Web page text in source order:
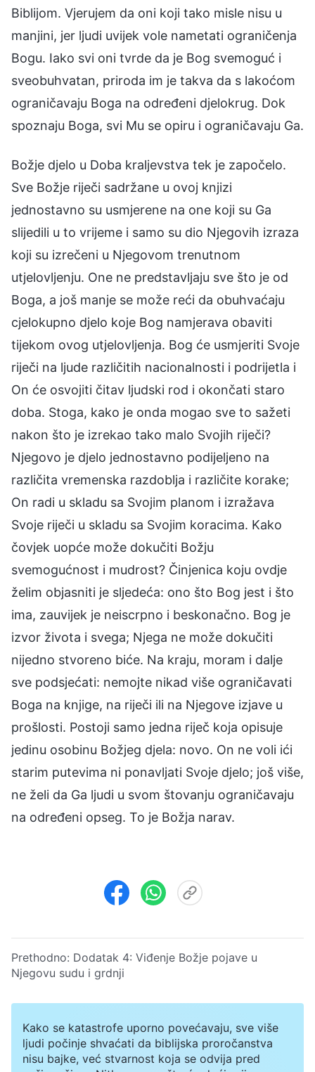
Biblijom. Vjerujem da oni koji tako misle nisu u
manjini, jer ljudi uvijek vole nametati ograničenja
Bogu. Iako svi oni tvrde da je Bog svemoguć i
sveobuhvatan, priroda im je takva da s lakoćom
ograničavaju Boga na određeni djelokrug. Dok
spoznaju Boga, svi Mu se opiru i ograničavaju Ga.
Božje djelo u Doba kraljevstva tek je započelo.
Sve Božje riječi sadržane u ovoj knjizi
jednostavno su usmjerene na one koji su Ga
slijedili u to vrijeme i samo su dio Njegovih izraza
koji su izrečeni u Njegovom trenutnom
utjelovljenju. One ne predstavljaju sve što je od
Boga, a još manje se može reći da obuhvaćaju
cjelokupno djelo koje Bog namjerava obaviti
tijekom ovog utjelovljenja. Bog će usmjeriti Svoje
riječi na ljude različitih nacionalnosti i podrijetla i
On će osvojiti čitav ljudski rod i okončati staro
doba. Stoga, kako je onda mogao sve to sažeti
nakon što je izrekao tako malo Svojih riječi?
Njegovo je djelo jednostavno podijeljeno na
različita vremenska razdoblja i različite korake;
On radi u skladu sa Svojim planom i izražava
Svoje riječi u skladu sa Svojim koracima. Kako
čovjek uopće može dokučiti Božju
svemogućnost i mudrost? Činjenica koju ovdje
želim objasniti je sljedeća: ono što Bog jest i što
ima, zauvijek je neiscrpno i beskonačno. Bog je
izvor života i svega; Njega ne može dokučiti
nijedno stvoreno biće. Na kraju, moram i dalje
sve podsjećati: nemojte nikad više ograničavati
Boga na knjige, na riječi ili na Njegove izjave u
prošlosti. Postoji samo jedna riječ koja opisuje
jedinu osobinu Božjeg djela: novo. On ne voli ići
starim putevima ni ponavljati Svoje djelo; još više,
ne želi da Ga ljudi u svom štovanju ograničavaju
na određeni opseg. To je Božja narav.
Prethodno: Dodatak 4: Viđenje Božje pojave u
Njegovu sudu i grdnji
Kako se katastrofe uporno povećavaju, sve više
ljudi počinje shvaćati da biblijska proročanstva
nisu bajke, već stvarnost koja se odvija pred